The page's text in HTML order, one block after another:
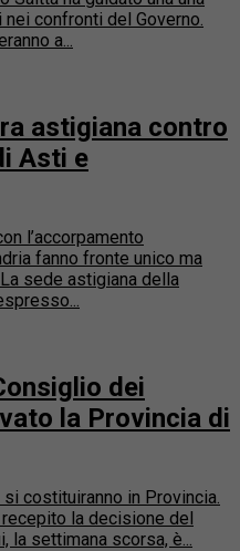
confronti del Governo.
a...
astigiana contro
Asti e
l’accorpamento
fanno fronte unico ma
sede astigiana della
dei
la Provincia di
costituiranno in Provincia.
la decisione del
settimana scorsa, è...